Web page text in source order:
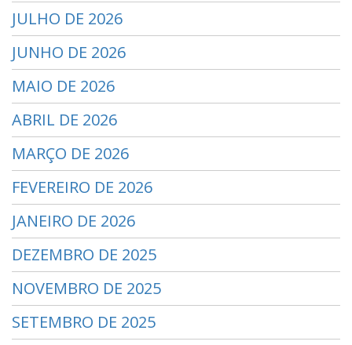
JULHO DE 2026
JUNHO DE 2026
MAIO DE 2026
ABRIL DE 2026
MARÇO DE 2026
FEVEREIRO DE 2026
JANEIRO DE 2026
DEZEMBRO DE 2025
NOVEMBRO DE 2025
SETEMBRO DE 2025